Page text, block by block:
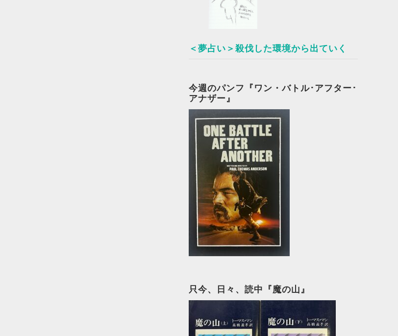
＜夢占い＞殺伐した環境から出ていく
今週のパンフ『ワン・バトル･アフター･
アナザー』
只今、日々、読中『魔の山』